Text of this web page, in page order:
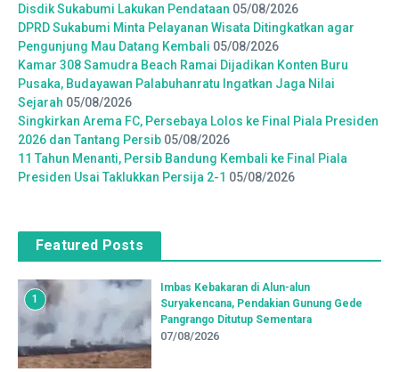
Disdik Sukabumi Lakukan Pendataan 05/08/2026
DPRD Sukabumi Minta Pelayanan Wisata Ditingkatkan agar
Pengunjung Mau Datang Kembali 05/08/2026
Kamar 308 Samudra Beach Ramai Dijadikan Konten Buru
Pusaka, Budayawan Palabuhanratu Ingatkan Jaga Nilai
Sejarah 05/08/2026
Singkirkan Arema FC, Persebaya Lolos ke Final Piala Presiden
2026 dan Tantang Persib 05/08/2026
11 Tahun Menanti, Persib Bandung Kembali ke Final Piala
Presiden Usai Taklukkan Persija 2-1 05/08/2026
Featured Posts
1
Imbas Kebakaran di Alun-alun
Suryakencana, Pendakian Gunung Gede
Pangrango Ditutup Sementara
07/08/2026